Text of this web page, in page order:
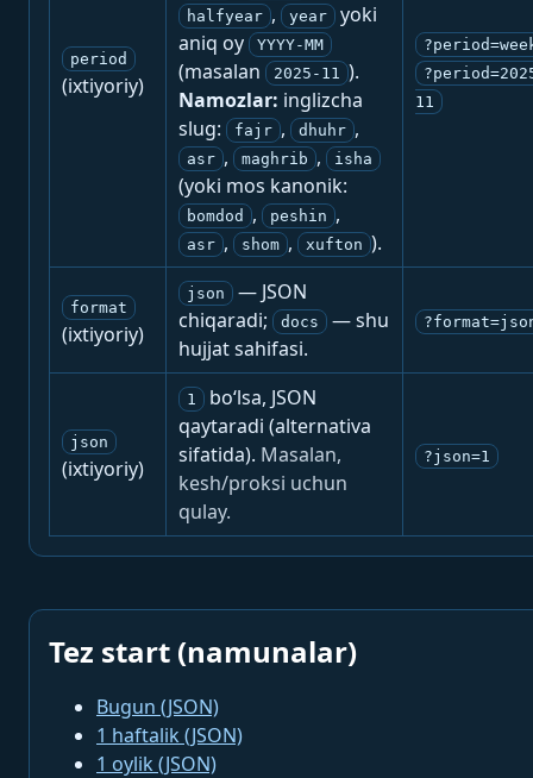
period
(ixtiyoriy)
halfyear , year
yoki
aniq oy
YYYY-MM
(masalan 2025-11 ).
Namozlar: inglizcha
slug:
fajr , dhuhr ,
asr , maghrib , isha
(yoki mos kanonik:
bomdod , peshin ,
asr , shom , xufton ).
11
format
(ixtiyoriy)
json
— JSON
chiqaradi;
docs
— shu
hujjat sahifasi.
json
(ixtiyoriy)
1
bo‘lsa, JSON
qaytaradi (alternativa
sifatida). Masalan,
kesh/proksi uchun
qulay.
?json=1
Tez start (namunalar)
Bugun (JSON)
1 haftalik (JSON)
1 oylik (JSON)